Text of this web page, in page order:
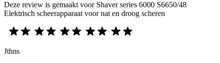
Deze review is gemaakt voor Shaver series 6000 S6650/48
Elektrisch scheerapparaat voor nat en droog scheren
Jthns